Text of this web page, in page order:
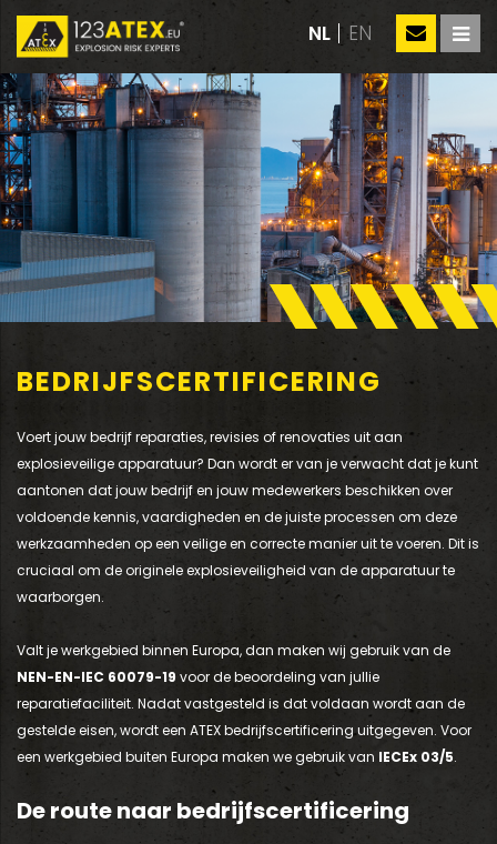
NL EN
BEDRIJFSCERTIFICERING
Voert jouw bedrijf reparaties, revisies of renovaties uit aan
explosieveilige apparatuur? Dan wordt er van je verwacht dat je kunt
aantonen dat jouw bedrijf en jouw medewerkers beschikken over
voldoende kennis, vaardigheden en de juiste processen om deze
werkzaamheden op een veilige en correcte manier uit te voeren. Dit is
cruciaal om de originele explosieveiligheid van de apparatuur te
waarborgen.
Valt je werkgebied binnen Europa, dan maken wij gebruik van de
NEN-EN-IEC 60079-19 voor de beoordeling van jullie
reparatiefaciliteit. Nadat vastgesteld is dat voldaan wordt aan de
gestelde eisen, wordt een ATEX bedrijfscertificering uitgegeven. Voor
een werkgebied buiten Europa maken we gebruik van IECEx 03/5.
De route naar bedrijfscertificering